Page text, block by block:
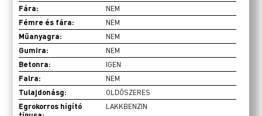
Fára: NEM
Fémre és fára: NEM
Műanyagra: NEM
Gumira: NEM
Betonra: IGEN
Falra: NEM
Tulajdonásg: OLDÓSZERES
Egrokorros hígító
LAKKBENZIN